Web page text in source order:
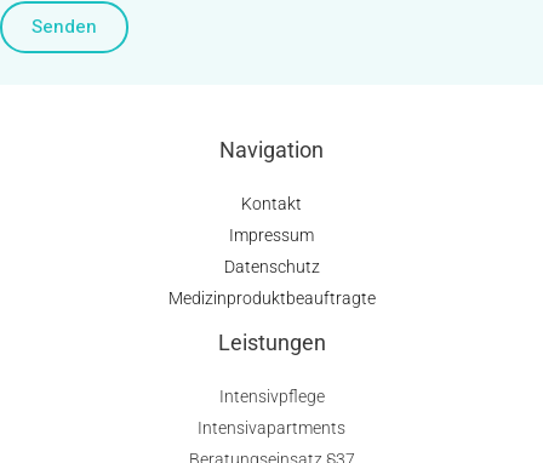
Senden
Navigation
Kontakt
Impressum
Datenschutz
Medizinproduktbeauftragte
Leistungen
Intensivpflege
Intensivapartments
Beratungseinsatz §37